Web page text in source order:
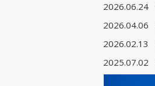
2026.06.24
2026.04.06
2026.02.13
2025.07.02